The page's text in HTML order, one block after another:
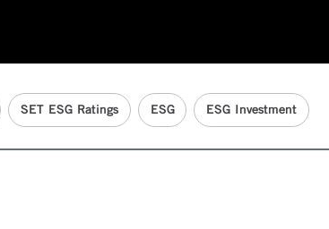
SET ESG Ratings ESG ESG Investment